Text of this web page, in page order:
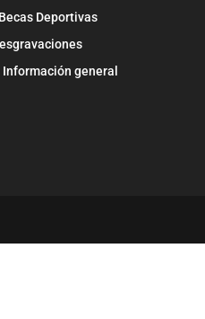
Deportivas
general